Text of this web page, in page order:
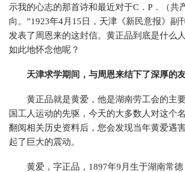
示我的心志的那首诗和最近对于C．P．（共
向。”1923年4月15日，天津《新民意报》副
发表了周恩来的这封信。黄正品到底是什么
如此地怀念他呢？
天津求学期间，与周恩来结下了深厚的
黄正品就是黄爱，他是湖南劳工会的主
国工人运动的先驱，今天的大多数人对这个
翻阅相关历史资料后，您会发现当年黄爱遇
起了巨大的震动。
黄爱，字正品，1897年9月生于湖南常